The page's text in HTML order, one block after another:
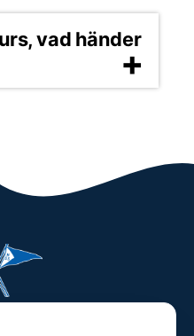
vad händer